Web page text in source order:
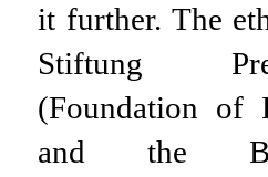
it further. The
Stiftung
(Foundation of
and the